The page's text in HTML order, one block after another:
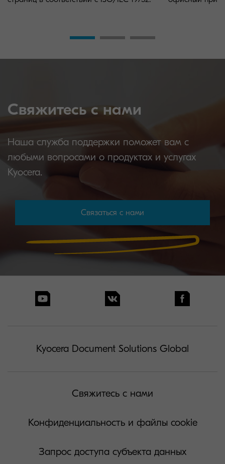
Свяжитесь с нами
Наша служба поддержки поможет вам с
любыми вопросами о продуктах и услугах
Kyocera.
Связаться с нами
Kyocera Document Solutions Global
Свяжитесь с нами
Конфиденциальность и файлы cookie
Запрос доступа субъекта данных